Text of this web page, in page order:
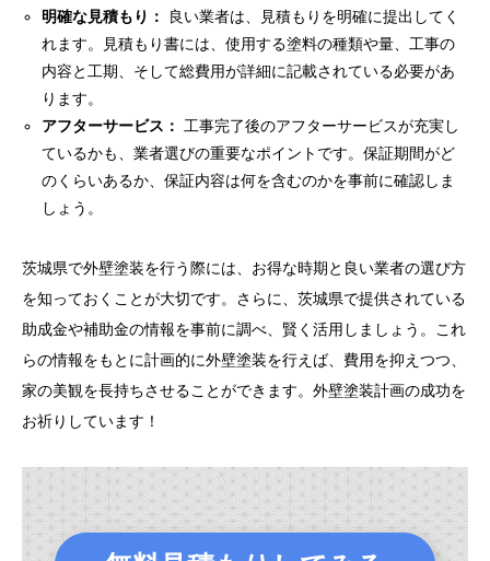
明確な見積もり：
良い業者は、見積もりを明確に提出してく
れます。見積もり書には、使用する塗料の種類や量、工事の
内容と工期、そして総費用が詳細に記載されている必要があ
ります。
アフターサービス： 工事完了後のアフターサービスが充実し
ているかも、業者選びの重要なポイントです。保証期間がど
のくらいあるか、保証内容は何を含むのかを事前に確認しま
しょう。
茨城県で外壁塗装を行う際には、お得な時期と良い業者の選び方
を知っておくことが大切です。さらに、茨城県で提供されている
助成金や補助金の情報を事前に調べ、賢く活用しましょう。これ
らの情報をもとに計画的に外壁塗装を行えば、費用を抑えつつ、
家の美観を長持ちさせることができます。外壁塗装計画の成功を
お祈りしています！